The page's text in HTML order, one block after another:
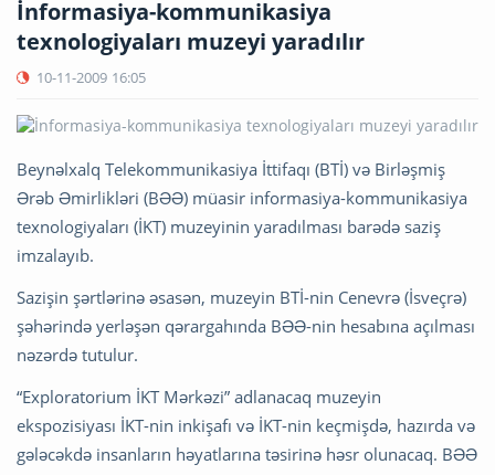
İnformasiya-kommunikasiya
texnologiyaları muzeyi yaradılır
10-11-2009 16:05
Beynəlxalq Telekommunikasiya İttifaqı (BTİ) və Birləşmiş
Ərəb Əmirlikləri (BƏƏ) müasir informasiya-kommunikasiya
texnologiyaları (İKT) muzeyinin yaradılması barədə saziş
imzalayıb.
Sazişin şərtlərinə əsasən, muzeyin BTİ-nin Cenevrə (İsveçrə)
şəhərində yerləşən qərargahında BƏƏ-nin hesabına açılması
nəzərdə tutulur.
“Exploratorium İKT Mərkəzi” adlanacaq muzeyin
ekspozisiyası İKT-nin inkişafı və İKT-nin keçmişdə, hazırda və
gələcəkdə insanların həyatlarına təsirinə həsr olunacaq. BƏƏ